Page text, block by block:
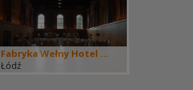
Fabryka Wełny Hotel ...
Łódź